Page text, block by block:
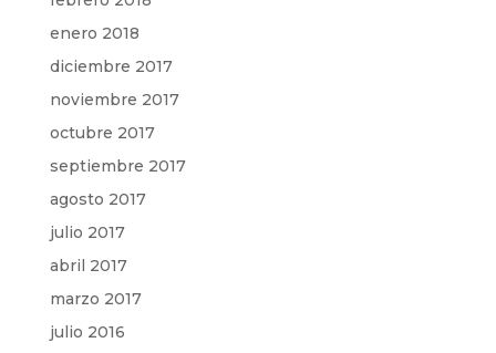
enero 2018
diciembre 2017
noviembre 2017
octubre 2017
septiembre 2017
agosto 2017
julio 2017
abril 2017
marzo 2017
julio 2016